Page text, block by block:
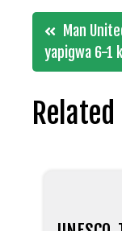
PostMan
yapigwa 6-1